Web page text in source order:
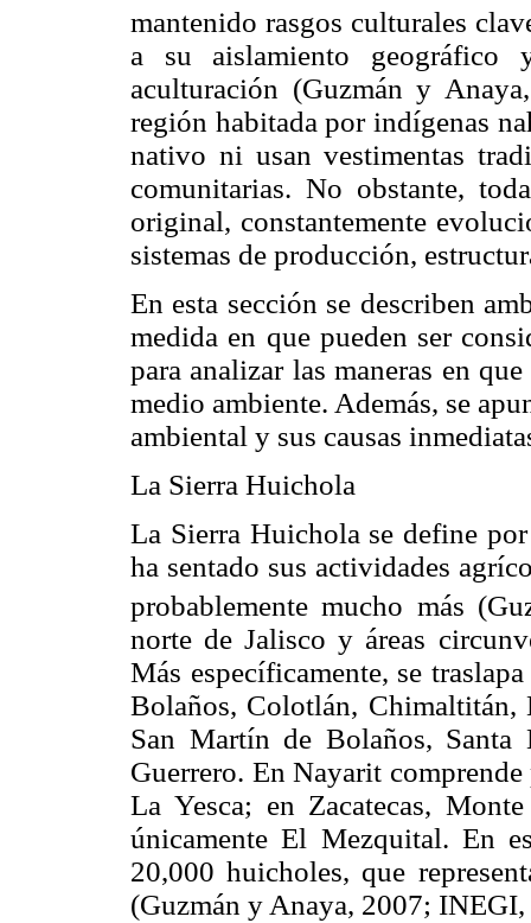
mantenido rasgos culturales
a su aislamiento
aculturación (Guzmán y
región habitada por indígenas
nativo ni usan vestimentas
comunitarias. No obstante,
original, constantemente
sistemas de producción,
En esta sección se describen
medida en que pueden ser
para analizar las maneras en
medio ambiente. Además, se
ambiental y sus causas
La Sierra Huichola
La Sierra Huichola se define
ha sentado sus actividades
probablemente mucho más
norte de Jalisco y áreas
Más específicamente, se
Bolaños, Colotlán,
San Martín de Bolaños,
Guerrero. En Nayarit
La Yesca; en Zacatecas,
únicamente El Mezquital. En
20,000 huicholes, que
(Guzmán y Anaya, 2007;